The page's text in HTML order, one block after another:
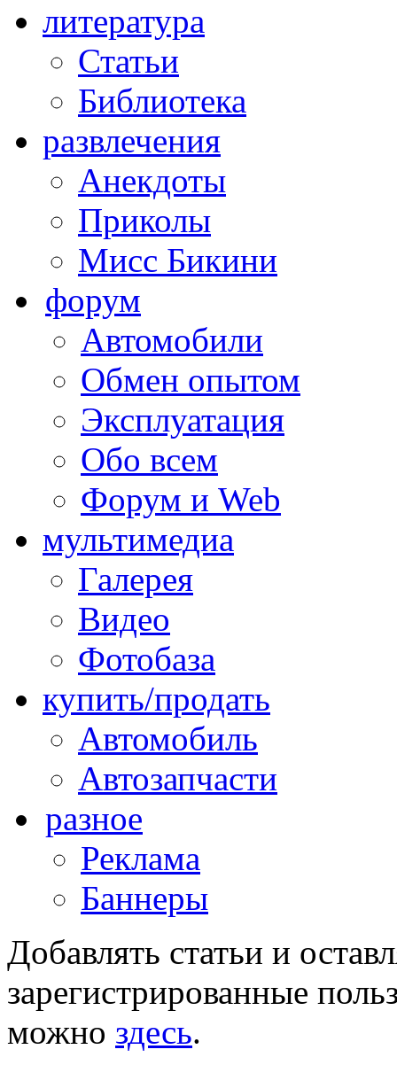
литература
Статьи
Библиотека
развлечения
Анекдоты
Приколы
Мисс Бикини
форум
Автомобили
Обмен опытом
Эксплуатация
Обо всем
Форум и Web
мультимедиа
Галерея
Видео
Фотобаза
купить/продать
Автомобиль
Автозапчасти
разное
Реклама
Баннеры
Добавлять статьи и
зарегистрированные
можно здесь.